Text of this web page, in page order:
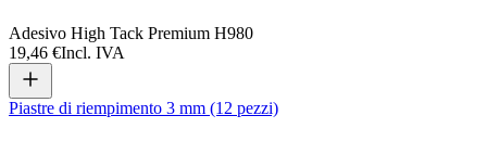
Adesivo High Tack Premium H980
19,46 €Incl. IVA
Piastre di riempimento 3 mm (12 pezzi)